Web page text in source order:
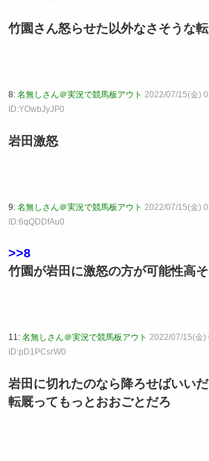
竹園さん怒らせた以外なさそうな
8: 名無しさん＠実況で競馬板アウト 2022/07/15(金)
ID:YOwbJyJP0
岩田激怒
9: 名無しさん＠実況で競馬板アウト 2022/07/15(金)
ID:6qQDDfAu0
>>8
竹園が岩田に激怒の方が可能性高
11: 名無しさん＠実況で競馬板アウト 2022/07/15(金)
ID:pD1PCsrW0
岩田に切れたのなら降ろせばいい
転厩ってもっとおおごとだろ